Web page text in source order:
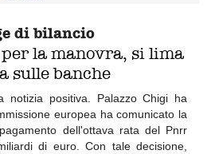
di bilancio
la manovra, si lima
sulle banche
notizia positiva. Palazzo Chigi ha
europea ha comunicato la
dell'ottava rata del Pnrr
di euro. Con tale decisione,